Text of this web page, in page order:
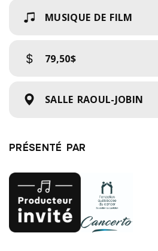
MUSIQUE DE FILM
79,50$
SALLE RAOUL-JOBIN
PRÉSENTÉ PAR